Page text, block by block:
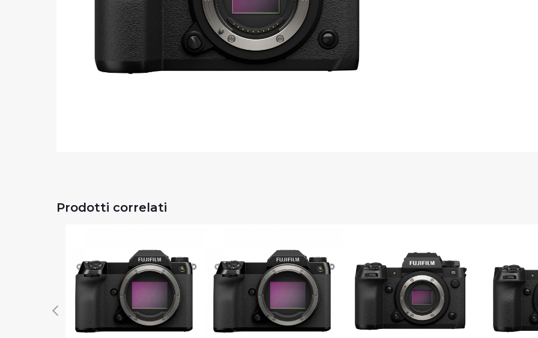
Prodotti correlati